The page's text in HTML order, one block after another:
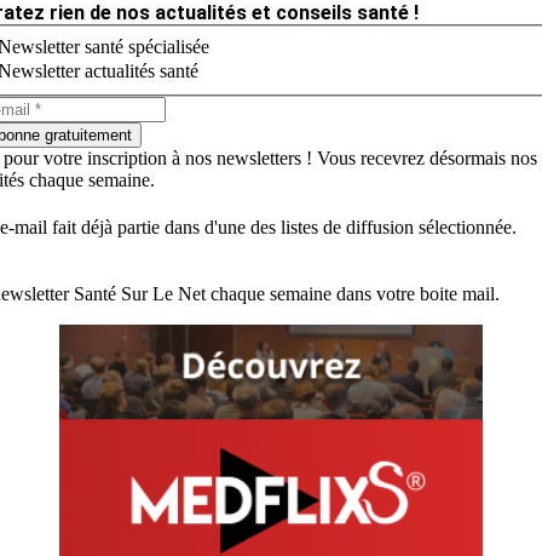
rien de nos actualités et conseils santé !
santé spécialisée
actualités santé
gratuitement
votre inscription à nos newsletters ! Vous recevrez désormais nos
chaque semaine.
mail fait déjà partie dans d'une des listes de diffusion sélectionnée.
Santé Sur Le Net chaque semaine dans votre boite mail.